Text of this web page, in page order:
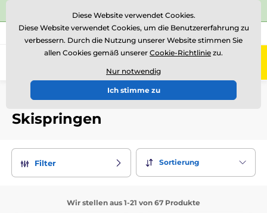
⭐Siehe 504 verifizierte Bewertungen auf
Rufen Sie uns an (Mo-Fr 15-18) +43 676 361 37 22
0
Einführung Auszeichnungen nach Thema
Skispringen
Filter Sortierung
Wir stellen aus 1-21 von 67 Produkte
Diese Website verwendet Cookies.
Diese Website verwendet Cookies, um die Benutzererfahrung zu
verbessern. Durch die Nutzung unserer Website stimmen Sie
allen Cookies gemäß unserer Cookie-Richtlinie zu.
Nur notwendig
Ich stimme zu